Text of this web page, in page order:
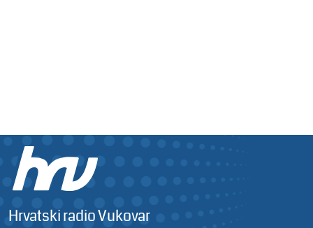
Hrvatski radio Vukovar